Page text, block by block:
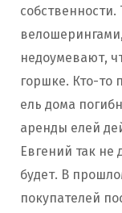
собственности.
недоумевают,
горшке. Кто-то
ель дома
аренды елей
Евгений так
будет. В
покупателей